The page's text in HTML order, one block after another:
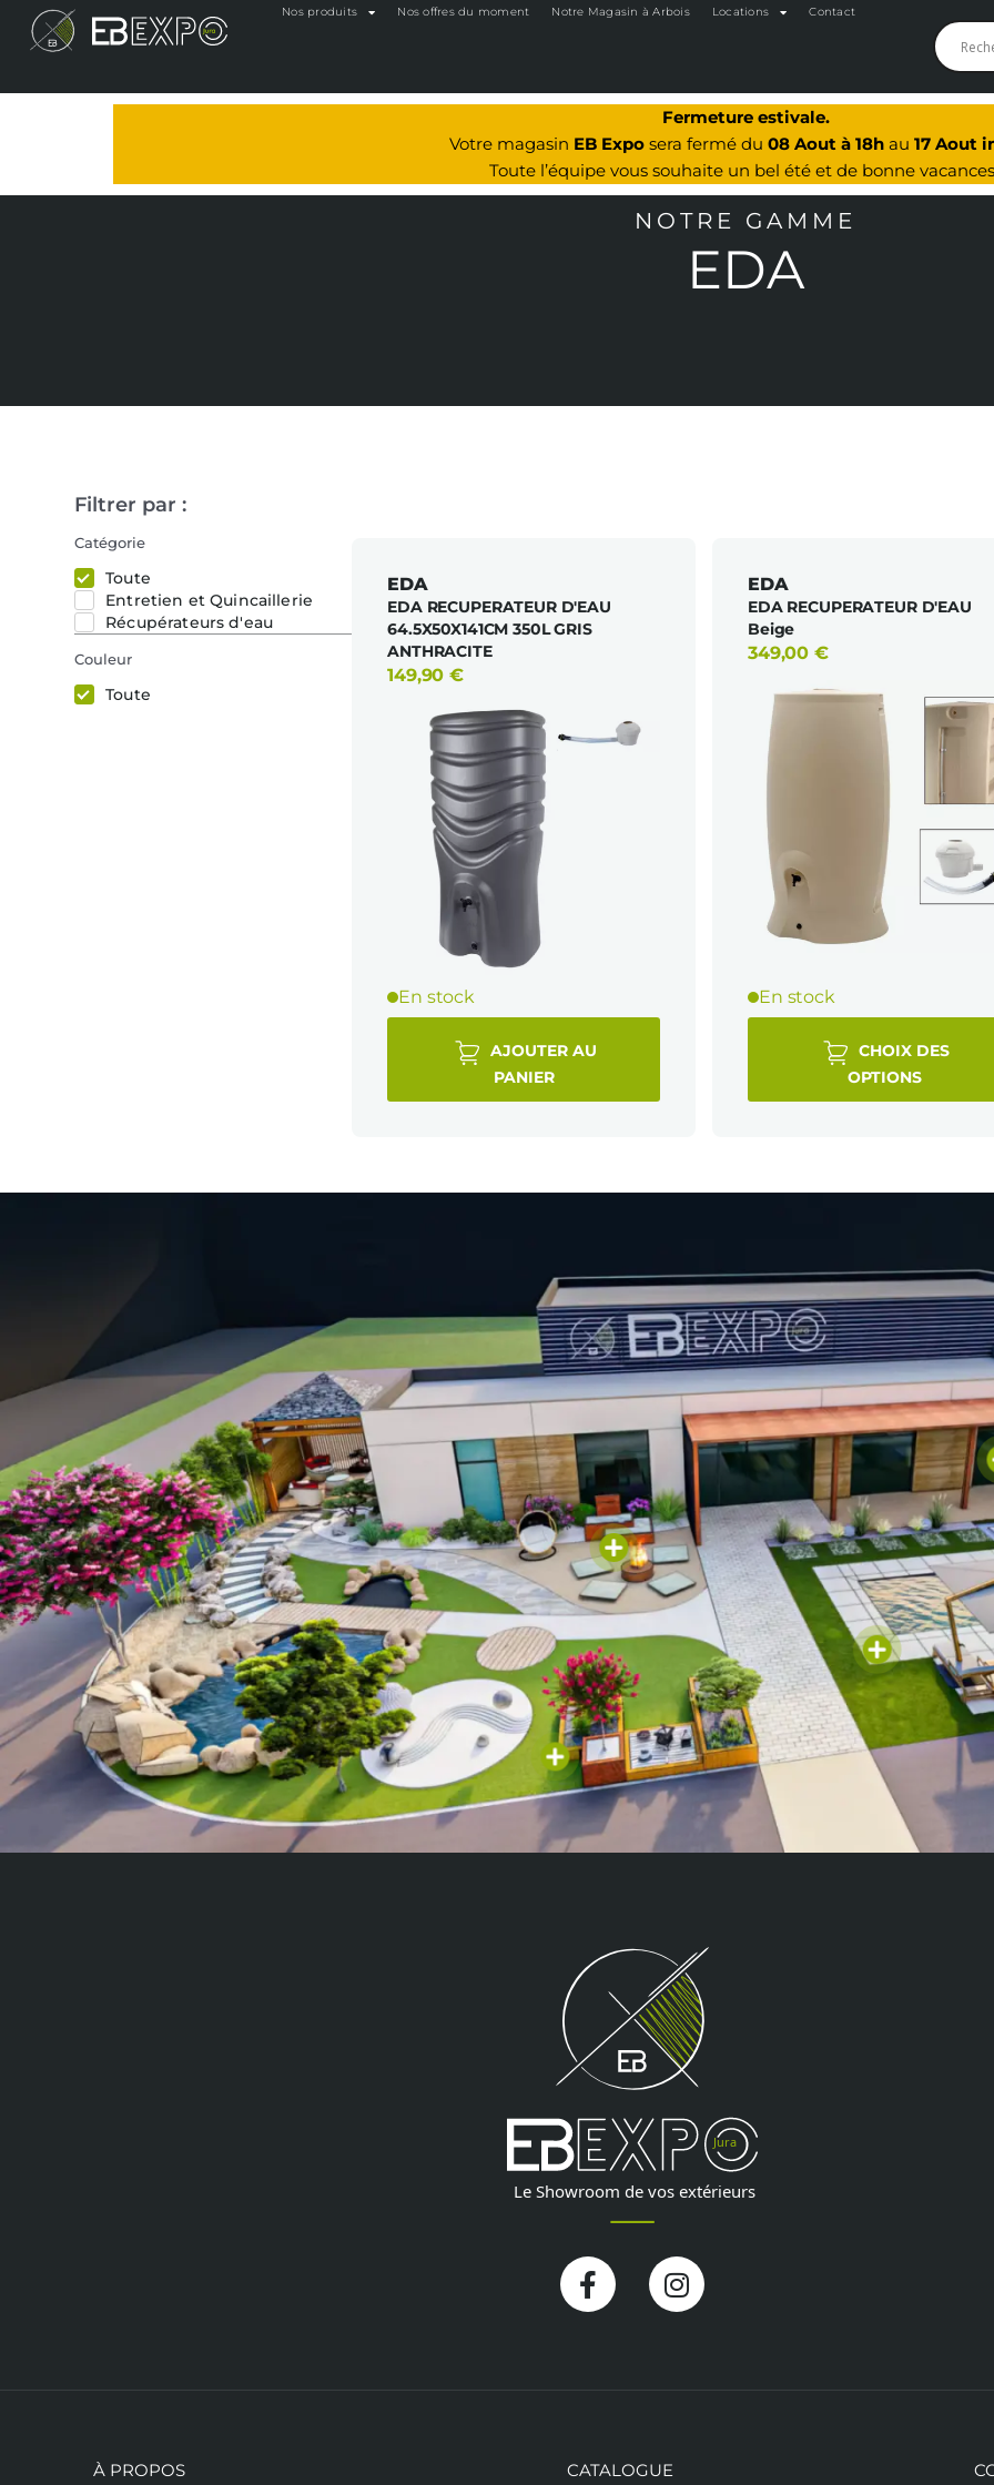
Nos produits Nos offres du moment Notre Magasin à Arbois Locations Contact
Fermeture estivale.
Votre magasin EB Expo sera fermé du 08 Aout à 18h au 17 Aout
Toute l’équipe vous souhaite un bel été et de bonne
NOTRE GAMME
EDA
Filtrer par :
Catégorie
Toute
Entretien et Quincaillerie
Récupérateurs d'eau
Couleur
Toute
EDA
EDA RECUPERATEUR D'EAU
64.5X50X141CM 350L GRIS
ANTHRACITE
149,90€
En stock
AJOUTER AU
PANIER
EDA
EDA RECUPERATEUR D'EAU
Beige
349,00€
En stock
CHOIX DES
OPTIONS
Facebook-
f
Instagram
À PROPOS CATALOGUE